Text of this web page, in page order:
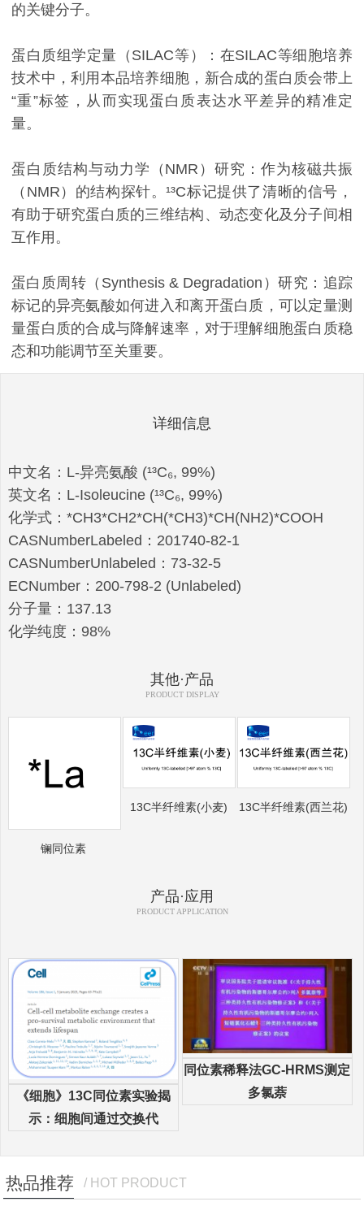
的关键分子。
蛋白质组学定量（SILAC等）：在SILAC等细胞培养
技术中，利用本品培养细胞，新合成的蛋白质会带上
“重”标签，从而实现蛋白质表达水平差异的精准定
量。
蛋白质结构与动力学（NMR）研究：作为核磁共振
（NMR）的结构探针。¹³C标记提供了清晰的信号，
有助于研究蛋白质的三维结构、动态变化及分子间相
互作用。
蛋白质周转（Synthesis & Degradation）研究：追踪
标记的异亮氨酸如何进入和离开蛋白质，可以定量测
量蛋白质的合成与降解速率，对于理解细胞蛋白质稳
态和功能调节至关重要。
详细信息
中文名：L-异亮氨酸 (¹³C₆, 99%)
英文名：L-Isoleucine (¹³C₆, 99%)
化学式：*CH3*CH2*CH(*CH3)*CH(NH2)*COOH
CASNumberLabeled：201740-82-1
CASNumberUnlabeled：73-32-5
ECNumber：200-798-2 (Unlabeled)
分子量：137.13
化学纯度：98%
其他·产品
PRODUCT DISPLAY
镧同位素
13C半纤维素(小麦) 13C半纤维素(西兰花)
产品·应用
PRODUCT APPLICATION
《细胞》13C同位素实验揭
示：细胞间通过交换代
同位素稀释法GC-HRMS测定
多氯萘
热品推荐 / HOT PRODUCT